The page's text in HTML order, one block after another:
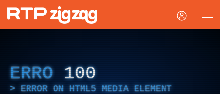
ERRO 100
ERROR ON HTML5 MEDIA ELEMENT